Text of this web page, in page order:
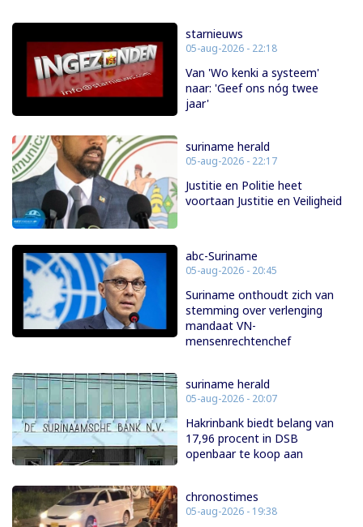
starnieuws
05-aug-2026 - 22:18
Van 'Wo kenki a systeem'
naar: 'Geef ons nóg twee
jaar'
suriname herald
05-aug-2026 - 22:17
Justitie en Politie heet
voortaan Justitie en Veiligheid
abc-Suriname
05-aug-2026 - 20:45
Suriname onthoudt zich van
stemming over verlenging
mandaat VN-
mensenrechtenchef
suriname herald
05-aug-2026 - 20:07
Hakrinbank biedt belang van
17,96 procent in DSB
openbaar te koop aan
chronostimes
05-aug-2026 - 19:38